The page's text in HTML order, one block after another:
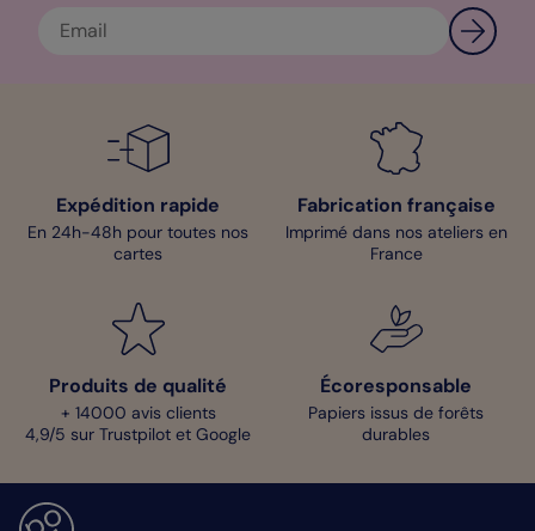
Expédition rapide
En 24h-48h pour toutes nos
cartes
Fabrication française
Imprimé dans nos ateliers en
France
Produits de qualité
+ 14000 avis clients
4,9/5 sur Trustpilot et Google
Écoresponsable
Papiers issus de forêts
durables